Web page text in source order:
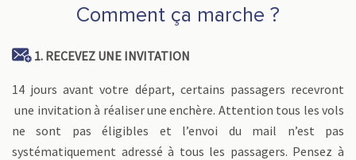
Comment ça marche ?
1. RECEVEZ UNE INVITATION
14 jours avant votre départ, certains passagers recevront
une invitation à réaliser une enchère. Attention tous les vols
ne sont pas éligibles et l’envoi du mail n’est pas
systématiquement adressé à tous les passagers. Pensez à